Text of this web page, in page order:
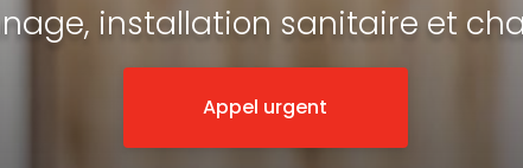
installation sanitaire et
Appel urgent